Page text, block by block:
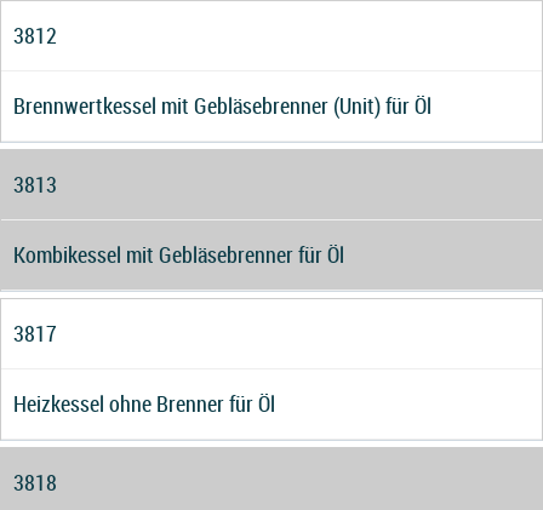
3812
Brennwertkessel mit Gebläsebrenner (Unit) für Öl
3813
Kombikessel mit Gebläsebrenner für Öl
3817
Heizkessel ohne Brenner für Öl
3818